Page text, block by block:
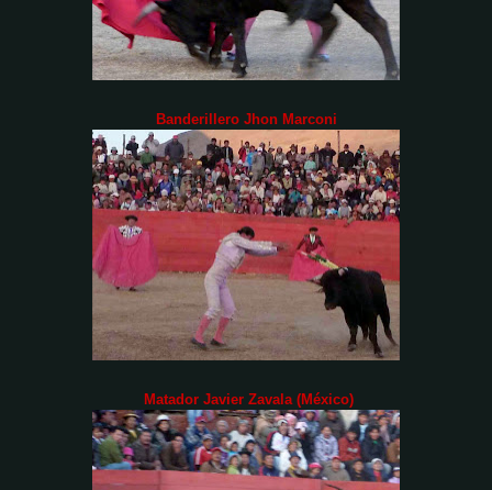
Banderillero Jhon Marconi
Matador Javier Zavala (México)